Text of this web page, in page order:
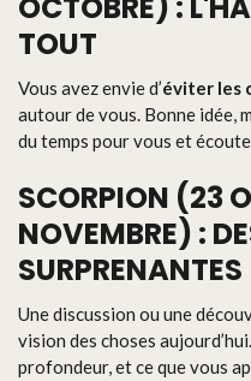
TOUT
Vous avez envie d’éviter les
autour de vous. Bonne idée,
du temps pour vous et
SCORPION (23
NOVEMBRE) :
SURPRENANTES
Une discussion ou une
vision des choses
profondeur, et ce que vous